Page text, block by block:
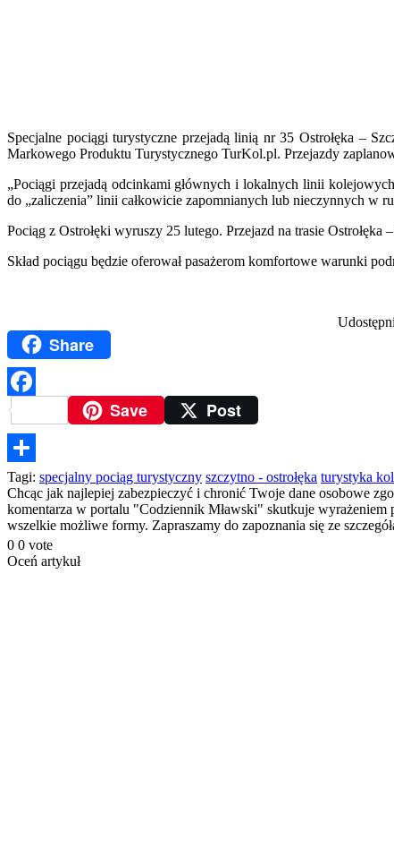
Specjalne pociągi turystyczne przejadą linią nr 35 Ostrołęka –
Markowego Produktu Turystycznego TurKol.pl. Przejazdy
„Pociągi przejadą odcinkami głównych i lokalnych linii
do „zaliczenia” linii całkowicie zapomnianych lub nieczynnych w
Pociąg z Ostrołęki wyruszy 25 lutego. Przejazd na trasie
Skład pociągu będzie oferował pasażerom komfortowe warunki
Share
FacebookSave Post
Podziel
się
Tagi: specjalny pociąg turystyczny szczytno - ostrołęka turystyka
Chcąc jak najlepiej zabezpieczyć i chronić Twoje dane osobowe
komentarza w portalu "Codziennik Mławski" skutkuje
wszelkie możliwe formy. Zapraszamy do zapoznania się ze
0 0 vote
Oceń artykuł